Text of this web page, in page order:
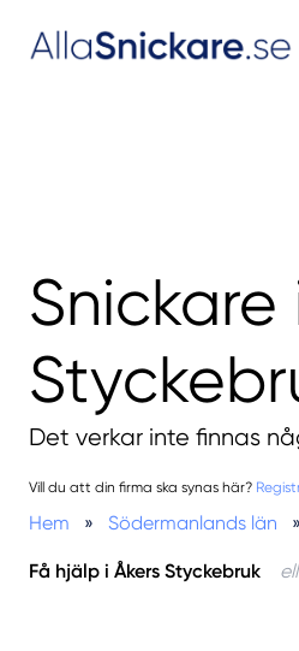
Snickare
Det verkar inte finnas
Vill du att din firma ska synas här?
Hem » Södermanlands län »
Få hjälp i Åkers Styckebruk